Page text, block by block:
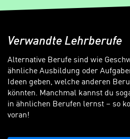
Verwandte Lehrberufe
Alternative Berufe sind wie
ähnliche Ausbildung oder
Ideen geben, welche anderen
könnten. Manchmal kannst du
in ähnlichen Berufen lernst – so
voran!